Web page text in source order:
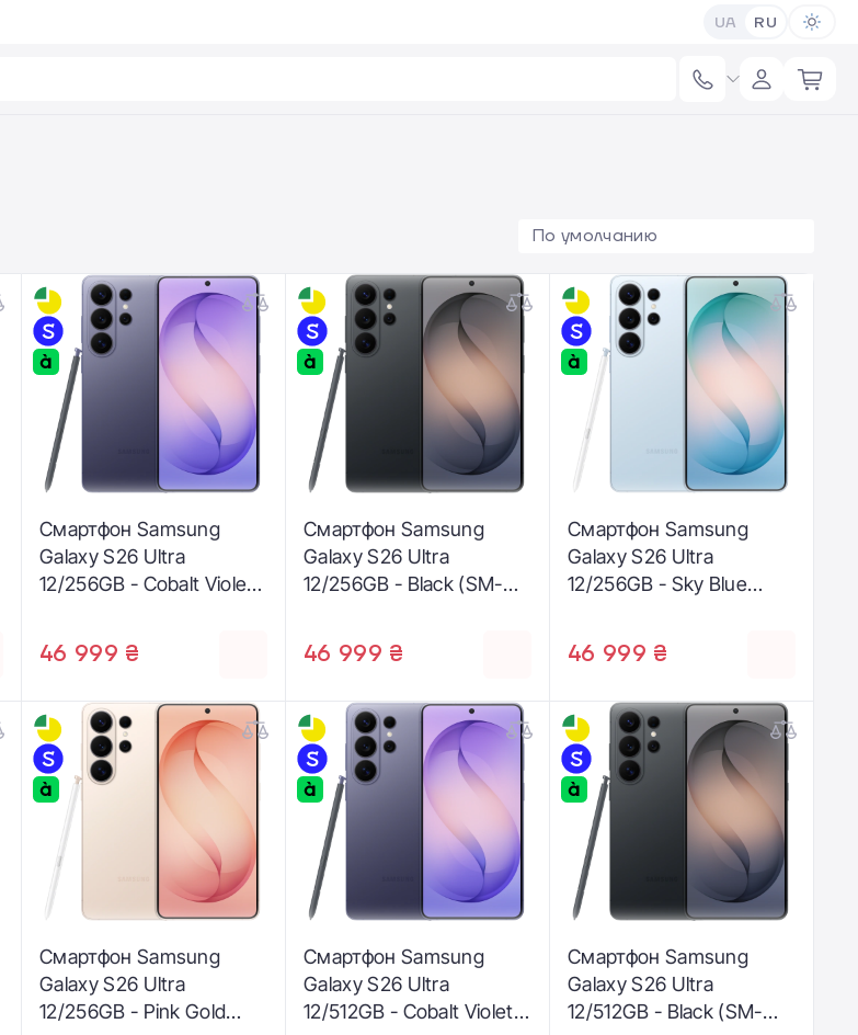
UA RU
По умолчанию
Смартфон Samsung
Galaxy S26 Ultra
12/256GB - Cobalt Violet
46 999 ₴
Смартфон Samsung
Galaxy S26 Ultra
12/256GB - Black (SM-
46 999 ₴
Смартфон Samsung
Galaxy S26 Ultra
12/256GB - Sky Blue
46 999 ₴
Смартфон Samsung
Galaxy S26 Ultra
12/256GB - Pink Gold
Смартфон Samsung
Galaxy S26 Ultra
12/512GB - Cobalt Violet
Смартфон Samsung
Galaxy S26 Ultra
12/512GB - Black (SM-